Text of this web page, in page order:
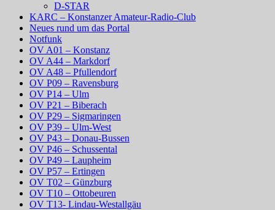
D-STAR
KARC – Konstanzer Amateur-Radio-Club
Neues rund um das Portal
Notfunk
OV A01 – Konstanz
OV A44 – Markdorf
OV A48 – Pfullendorf
OV P09 – Ravensburg
OV P14 – Ulm
OV P21 – Biberach
OV P29 – Sigmaringen
OV P39 – Ulm-West
OV P43 – Donau-Bussen
OV P46 – Schussental
OV P49 – Laupheim
OV P57 – Ertingen
OV T02 – Günzburg
OV T10 – Ottobeuren
OV T13- Lindau-Westallgäu